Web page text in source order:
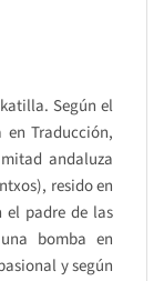
Según el
Traducción,
andaluza
resido en
padre de las
bomba en
y según